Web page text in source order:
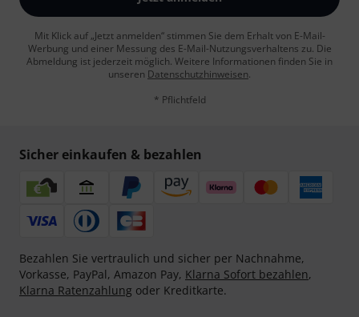
Mit Klick auf „Jetzt anmelden“ stimmen Sie dem Erhalt von E-Mail-
Werbung und einer Messung des E-Mail-Nutzungsverhaltens zu. Die
Abmeldung ist jederzeit möglich. Weitere Informationen finden Sie in
unseren Datenschutzhinweisen.
* Pflichtfeld
Sicher einkaufen & bezahlen
Bezahlen Sie vertraulich und sicher per Nachnahme,
Vorkasse, PayPal, Amazon Pay, Klarna Sofort bezahlen,
Klarna Ratenzahlung oder Kreditkarte.